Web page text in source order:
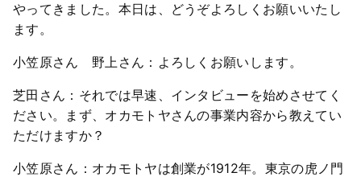
やってきました。本日は、どうぞよろしくお願いいたし
ます。
小笠原さん 野上さん：よろしくお願いします。
芝田さん：それでは早速、インタビューを始めさせてく
ださい。まず、オカモトヤさんの事業内容から教えてい
ただけますか？
小笠原さん：オカモトヤは創業が1912年。東京の虎ノ門